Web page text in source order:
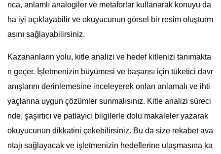
rıca, anlamlı analogiler ve metaforlar kullanarak konuyu da
ha iyi açıklayabilir ve okuyucunun görsel bir resim oluşturm
asını sağlayabilirsiniz.
Kazananların yolu, kitle analizi ve hedef kitlenizi tanımakta
n geçer. İşletmenizin büyümesi ve başarısı için tüketici davr
anışlarını derinlemesine inceleyerek onları anlamalı ve ihti
yaçlarına uygun çözümler sunmalısınız. Kitle analizi süreci
nde, şaşırtıcı ve patlayıcı bilgilerle dolu makaleler yazarak
okuyucunun dikkatini çekebilirsiniz. Bu da size rekabet ava
ntajı sağlayacak ve işletmenizin hedeflerine ulaşmasına ka